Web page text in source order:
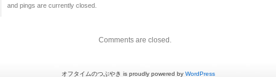
and pings are currently closed.
Comments are closed.
オフタイムのつぶやき is proudly powered by WordPress